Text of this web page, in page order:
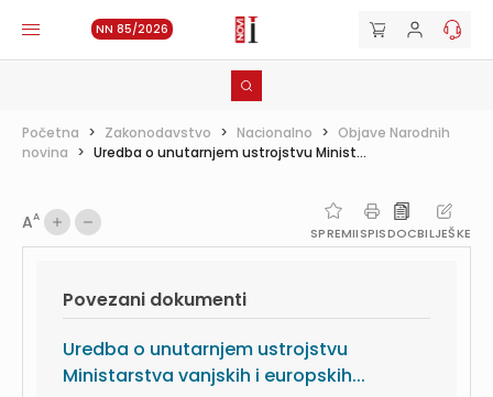
NN 85/2026
Početna > Zakonodavstvo > Nacionalno > Objave Narodnih
novina > Uredba o unutarnjem ustrojstvu Minist...
AA
SPREMIISPISDOCBILJEŠKE
Povezani dokumenti
Uredba o unutarnjem ustrojstvu
Ministarstva vanjskih i europskih...